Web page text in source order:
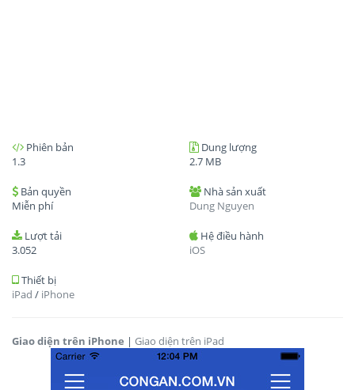
Phiên bản
1.3
Dung lượng
2.7 MB
Bản quyền
Miễn phí
Nhà sản xuất
Dung Nguyen
Lượt tải
3.052
Hệ điều hành
iOS
Thiết bị
iPad / iPhone
Giao diện trên iPhone | Giao diện trên iPad